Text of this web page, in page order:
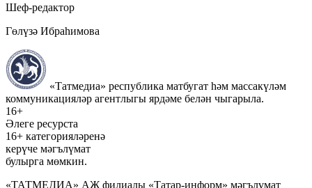
Шеф-редактор
Гөлүзә Ибраһимова
«Татмедиа» республика матбугат һәм массакүләм
коммуникацияләр агентлыгы ярдәме белән чыгарыла.
16+
Әлеге ресурста
16+ категорияләренә
керүче мәгълүмат
булырга мөмкин.
«ТАТМЕДИА» АҖ филиалы «Татар-информ» мәгълүмат